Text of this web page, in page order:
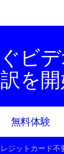
ビ
を
無料体験
ジットカード不